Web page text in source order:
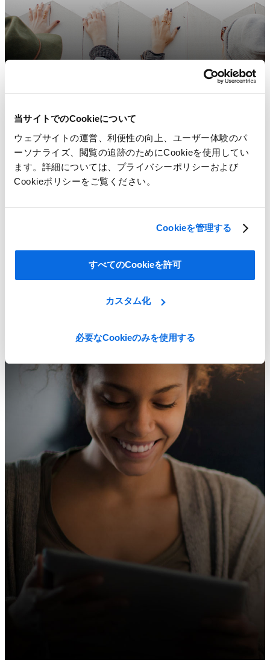
当サイトでのCookieについて
ウェブサイトの運営、利便性の向上、ユーザー体験のパ
ーソナライズ、閲覧の追跡のためにCookieを使用してい
ます。詳細については、プライバシーポリシーおよび
Cookieポリシーをご覧ください。
Cookieを管理する
すべてのCookieを許可
カスタム化
必要なCookieのみを使用する